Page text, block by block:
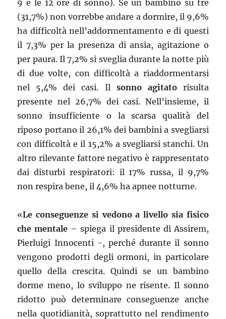
9 e le 12 ore di sonno). Se un bambino su tre
(31,7%) non vorrebbe andare a dormire, il 9,6%
ha difficoltà nell’addormentamento e di questi
il 7,3% per la presenza di ansia, agitazione o
per paura. Il 7,2% si sveglia durante la notte più
di due volte, con difficoltà a riaddormentarsi
nel 5,4% dei casi. Il sonno agitatorisulta
presente nel 26,7% dei casi. Nell’insieme, il
sonno insufficiente o la scarsa qualità del
riposo portano il 26,1% dei bambini a svegliarsi
con difficoltà e il 15,2% a svegliarsi stanchi. Un
altro rilevante fattore negativo è rappresentato
dai disturbi respiratori: il 17% russa, il 9,7%
non respira bene, il 4,6% ha apnee notturne.
«Le conseguenze si vedono a livello sia fisico
che mentale – spiega il presidente di Assirem,
Pierluigi Innocenti -, perché durante il sonno
vengono prodotti degli ormoni, in particolare
quello della crescita. Quindi se un bambino
dorme meno, lo sviluppo ne risente. Il sonno
ridotto può determinare conseguenze anche
nella quotidianità, soprattutto nel rendimento